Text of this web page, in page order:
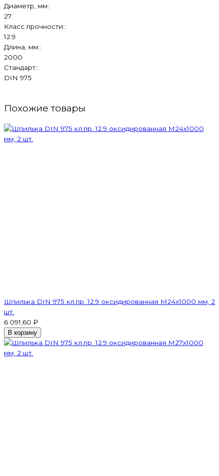
Диаметр, мм::
27
Класс прочности::
12.9
Длина, мм::
2000
Стандарт::
DIN 975
Похожие товары
Шпилька DIN 975 кл.пр. 12.9 оксидированная M24х1000 мм, 2
шт.
6 091,60 ₽
В корзину